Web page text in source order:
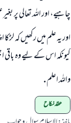
چاہيے، اور اللہ تعالى
اور يہ علم ميں ركھيں كہ
كيونكہ اس كے ليے وہ
واللہ اعلم .
عقد نکاح